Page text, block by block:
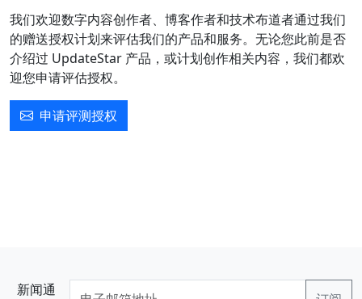
我们欢迎数字内容创作者、博客作者和技术布道者通过我们
的赠送授权计划来评估我们的产品和服务。无论您此前是否
介绍过 UpdateStar 产品，或计划创作相关内容，我们都欢
迎您申请评估授权。
申请评测授权
新闻通